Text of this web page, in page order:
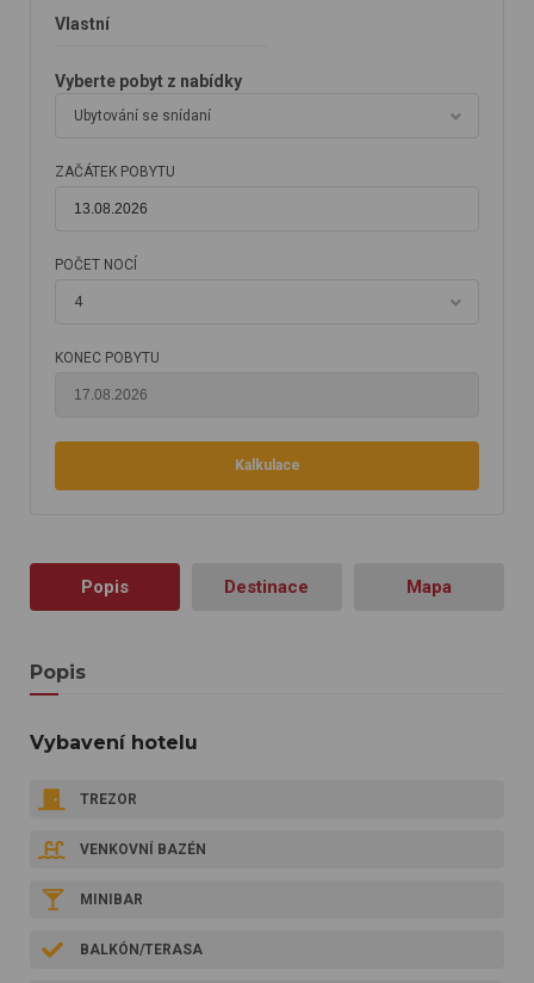
Vlastní
Vyberte pobyt z nabídky
Ubytování se snídaní
ZAČÁTEK POBYTU
POČET NOCÍ
4
KONEC POBYTU
Kalkulace
Popis Destinace Mapa
Popis
Vybavení hotelu
TREZOR
VENKOVNÍ BAZÉN
MINIBAR
BALKÓN/TERASA